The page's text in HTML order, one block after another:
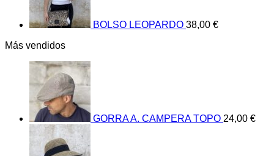
BOLSO LEOPARDO 38,00 €
Más vendidos
GORRA A. CAMPERA TOPO 24,00 €